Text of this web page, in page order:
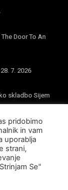
Door To An
7. 2026
skladbo Sijem
pridobimo
in vam
uporablja
strani,
Se"